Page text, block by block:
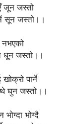
जून जस्तो
सून जस्तो।।
धून जस्तो।।
पार्ने
घुन जस्तो।।
भोग्दा भोग्दै